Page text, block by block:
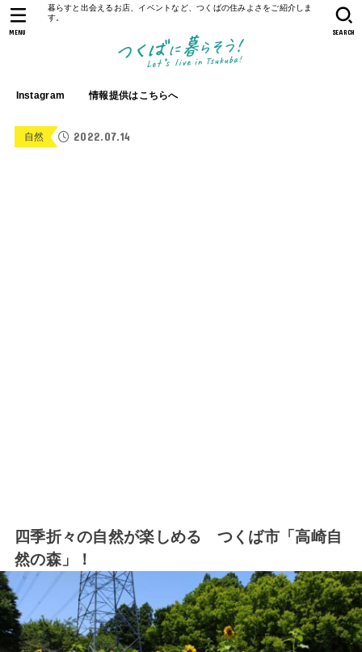
暮らすと出会えるお店、イベントなど、つくばの住みよさをご紹介しま
す。
Instagram 情報提供はこちらへ
SEARCH
MENU
自然 2022.07.14
四季折々の自然が楽しめる つくば市「高崎自
然の森」！